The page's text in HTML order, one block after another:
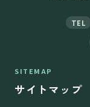
TEL
SITEMAP
サイトマップ